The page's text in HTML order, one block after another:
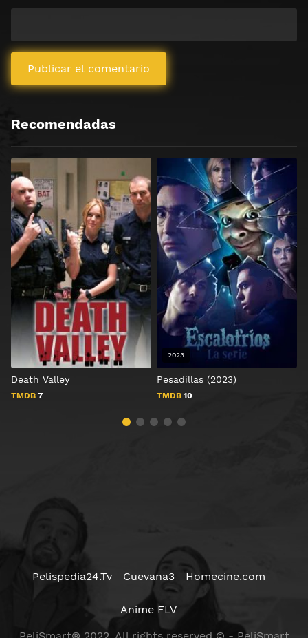
Recomendadas
Death Valley
TMDB 7
Pesadillas (2023)
TMDB 10
2023
Pelispedia24.Tv Cuevana3 Homecine.com
Anime FLV